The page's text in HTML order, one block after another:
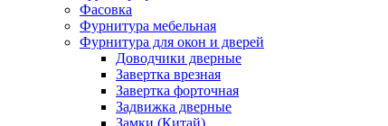
Фасовка
Фурнитура мебельная
Фурнитура для окон и дверей
Доводчики дверные
Завертка врезная
Завертка форточная
Задвижка дверные
Замки (Китай)